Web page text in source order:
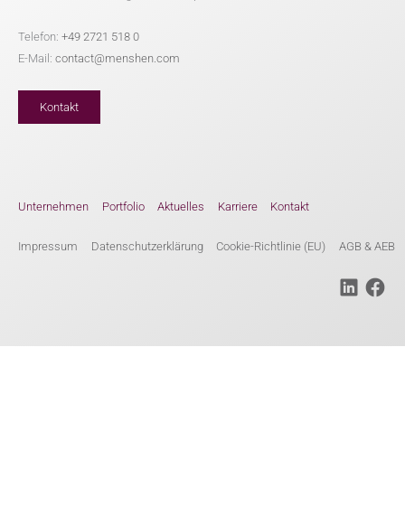
Telefon: +49 2721 518 0
E-Mail: contact@menshen.com
Kontakt
Unternehmen Portfolio Aktuelles Karriere Kontakt
Impressum Datenschutzerklärung Cookie-Richtlinie (EU) AGB & AEB